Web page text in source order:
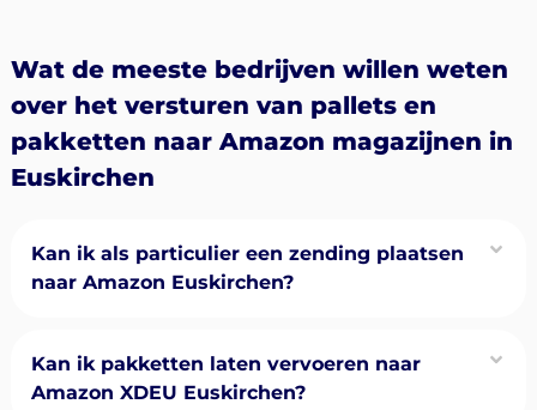
Wat de meeste bedrijven willen weten
over het versturen van pallets en
pakketten naar Amazon magazijnen in
Euskirchen
Kan ik als particulier een zending plaatsen
naar Amazon Euskirchen?
Kan ik pakketten laten vervoeren naar
Amazon XDEU Euskirchen?